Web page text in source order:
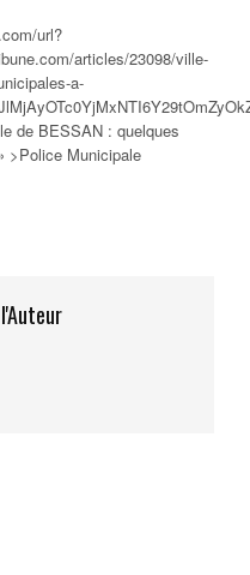
url?
articles/23098/ville-
a-
de BESSAN : quelques
>Police Municipale